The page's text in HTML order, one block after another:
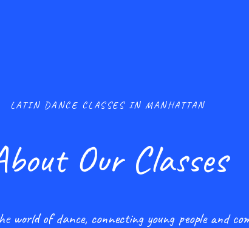
LATIN DANCE CLASSES IN MANHATTAN
Our Classes
world of dance, connecting young people and